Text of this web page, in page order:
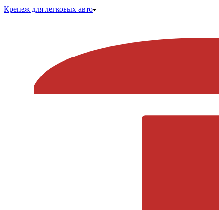
Крепеж для легковых авто